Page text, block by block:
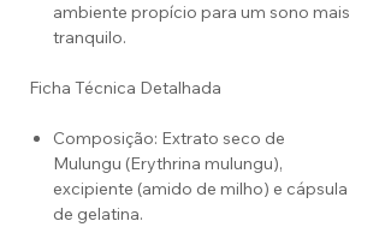
ambiente propício para um sono mais
tranquilo.
Ficha Técnica Detalhada
Composição: Extrato seco de
Mulungu (Erythrina mulungu),
excipiente (amido de milho) e cápsula
de gelatina.